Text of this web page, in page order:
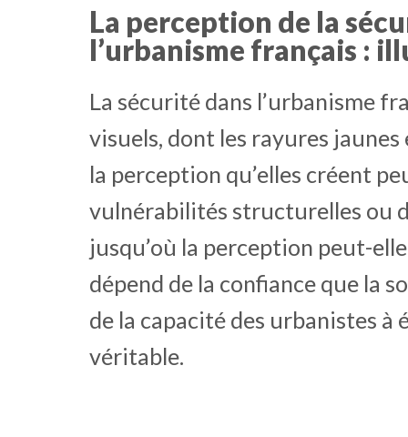
La perception de la
l’urbanisme français :
La sécurité dans l’urbanisme
visuels, dont les rayures
la perception qu’elles créent
vulnérabilités structurelles ou
jusqu’où la perception peut-
dépend de la confiance que la
de la capacité des urbanistes
véritable.